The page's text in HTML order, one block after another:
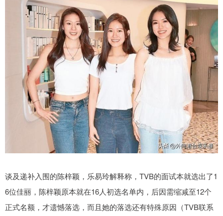
谈及递补入围的陈梓颖，乐易玲解释称，TVB的面试本就选出了1
6位佳丽，陈梓颖原本就在16人初选名单内，后因需缩减至12个
正式名额，才遗憾落选，而且她的落选还有特殊原因（TVB联系